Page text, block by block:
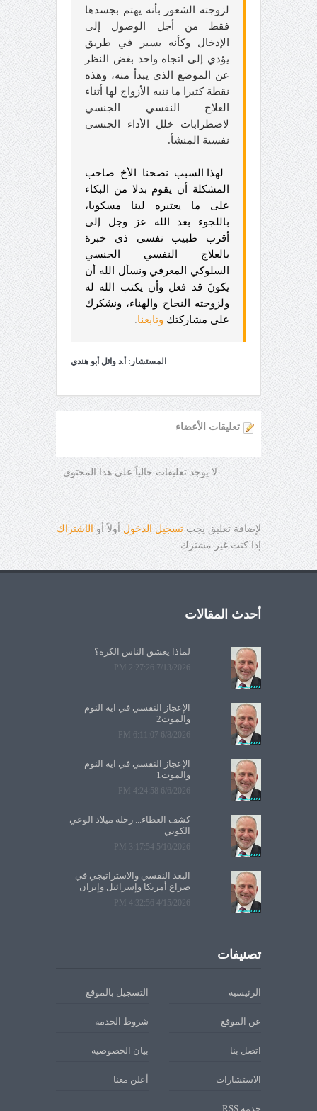
لزوجته الشعور بأنه يهتم بجسدها
فقط من أجل الوصول إلى
الإدخال وكأنه يسير في طريق
يؤدي إلى اتجاه واحد بغض النظر
عن الموضع الذي يبدأ منه، وهذه
نقطة كثيرا ما ننبه الأزواج لها أثناء
العلاج النفسي الجنسي
لاضطرابات خلل الأداء الجنسي
نفسية المنشأ.
لهذا السبب نصحنا الأخ صاحب
المشكلة أن يقوم بدلا من البكاء
على ما يعتبره لبنا مسكوبا،
باللجوء بعد الله عز وجل إلى
أقرب طبيب نفسي ذي خبرة
بالعلاج النفسي الجنسي
السلوكي المعرفي ونسأل الله أن
يكونَ قد فعل وأن يكتب الله له
ولزوجته النجاح والهناء، ونشكرك
على مشاركتك وتابعنا.
المستشار: أ.د وائل أبو هندي
تعليقات الأعضاء
لا يوجد تعليقات حالياً على هذا المحتوى
لإضافة تعليق يجبتسجيل الدخول أولاً أو الاشتراك
إذا كنت غير مشترك
أحدث المقالات
لماذا يعشق الناس الكرة؟
7/13/2026 2:27:26 PM
الإعجاز النفسي في آية النوم
والموت2
6/8/2026 6:11:07 PM
الإعجاز النفسي في آية النوم
والموت1
6/6/2026 4:24:58 PM
كشف الغطاء... رحلة ميلاد الوعي
الكوني
5/10/2026 3:17:54 PM
البعد النفسي والاستراتيجي في
صراع أمريكا وإسرائيل وإيران
4/15/2026 4:32:56 PM
تصنيفات
الرئيسية التسجيل بالموقع
عن الموقع شروط الخدمة
اتصل بنا بيان الخصوصية
الاستشارات أعلن معنا
خدمة RSS